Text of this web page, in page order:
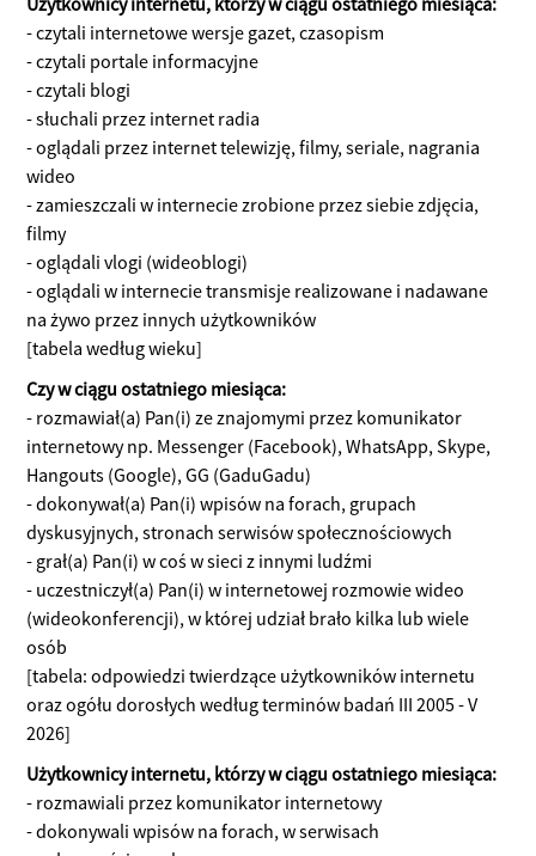
- czytali internetowe wersje gazet, czasopism
- czytali portale informacyjne
- czytali blogi
- słuchali przez internet radia
- oglądali przez internet telewizję, filmy, seriale, nagrania
wideo
- zamieszczali w internecie zrobione przez siebie zdjęcia,
filmy
- oglądali vlogi (wideoblogi)
- oglądali w internecie transmisje realizowane i nadawane
na żywo przez innych użytkowników
[tabela według wieku]
Czy w ciągu ostatniego miesiąca:
- rozmawiał(a) Pan(i) ze znajomymi przez komunikator
internetowy np. Messenger (Facebook), WhatsApp, Skype,
Hangouts (Google), GG (GaduGadu)
- dokonywał(a) Pan(i) wpisów na forach, grupach
dyskusyjnych, stronach serwisów społecznościowych
- grał(a) Pan(i) w coś w sieci z innymi ludźmi
- uczestniczył(a) Pan(i) w internetowej rozmowie wideo
(wideokonferencji), w której udział brało kilka lub wiele
osób
[tabela: odpowiedzi twierdzące użytkowników internetu
oraz ogółu dorosłych według terminów badań III 2005 - V
2026]
Użytkownicy internetu, którzy w ciągu ostatniego miesiąca:
- rozmawiali przez komunikator internetowy
- dokonywali wpisów na forach, w serwisach